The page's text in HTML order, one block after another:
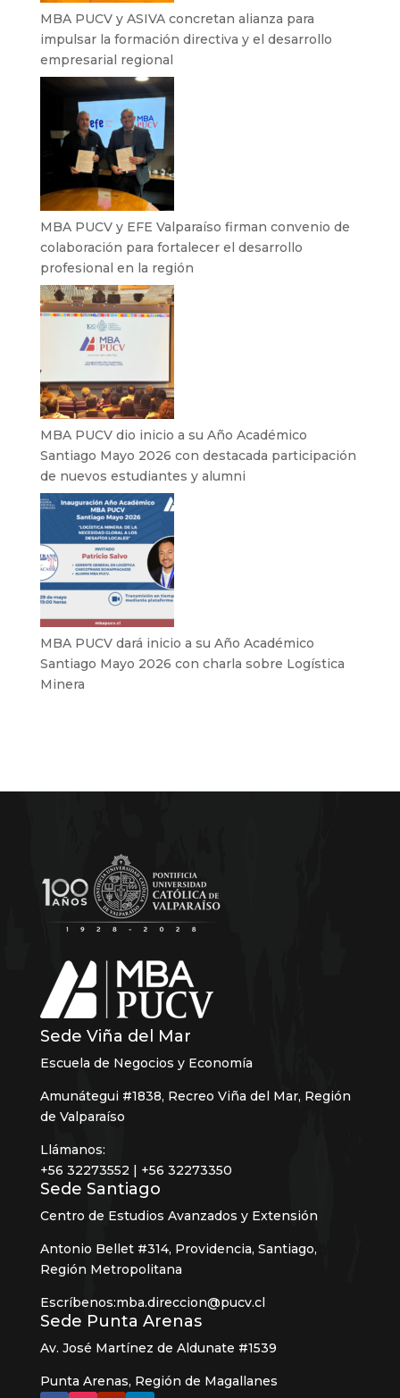
MBA PUCV y ASIVA concretan alianza para
impulsar la formación directiva y el desarrollo
empresarial regional
MBA PUCV y EFE Valparaíso firman convenio de
colaboración para fortalecer el desarrollo
profesional en la región
MBA PUCV dio inicio a su Año Académico
Santiago Mayo 2026 con destacada participación
de nuevos estudiantes y alumni
MBA PUCV dará inicio a su Año Académico
Santiago Mayo 2026 con charla sobre Logística
Minera
Sede Viña del Mar
Escuela de Negocios y Economía
Amunátegui #1838, Recreo Viña del Mar, Región
de Valparaíso
Llámanos:
+56 32273552 | +56 32273350
Sede Santiago
Centro de Estudios Avanzados y Extensión
Antonio Bellet #314, Providencia, Santiago,
Región Metropolitana
Escríbenos:mba.direccion@pucv.cl
Sede Punta Arenas
Av. José Martínez de Aldunate #1539
Punta Arenas, Región de Magallanes